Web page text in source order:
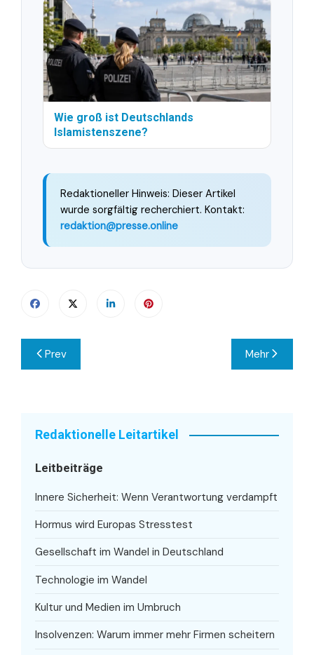
Wie groß ist Deutschlands
Islamistenszene?
Redaktioneller Hinweis: Dieser Artikel
wurde sorgfältig recherchiert. Kontakt:
redaktion@presse.online
Beitragsnavigation
Prev Mehr
Redaktionelle Leitartikel
Leitbeiträge
Innere Sicherheit: Wenn Verantwortung verdampft
Hormus wird Europas Stresstest
Gesellschaft im Wandel in Deutschland
Technologie im Wandel
Kultur und Medien im Umbruch
Insolvenzen: Warum immer mehr Firmen scheitern